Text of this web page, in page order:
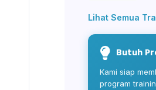
Lihat Semua
Butuh
Kami siap
program